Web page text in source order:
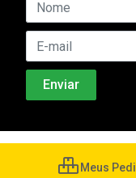
Meus